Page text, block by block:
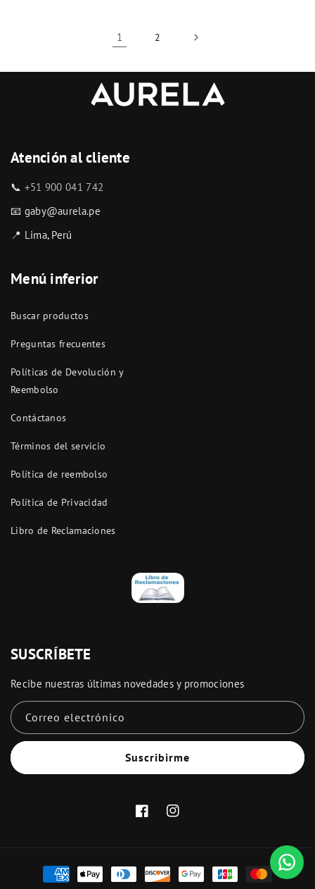
1 2
Atención al cliente
📞 +51 900 041 742
📧 gaby@aurela.pe
📍 Lima, Perú
Menú inferior
Buscar productos
Preguntas frecuentes
Políticas de Devolución y
Reembolso
Contáctanos
Términos del servicio
Política de reembolso
Política de Privacidad
Libro de Reclamaciones
SUSCRÍBETE
Recibe nuestras últimas novedades y promociones
Correo electrónico
Suscribirme
FacebookInstagram
Formas